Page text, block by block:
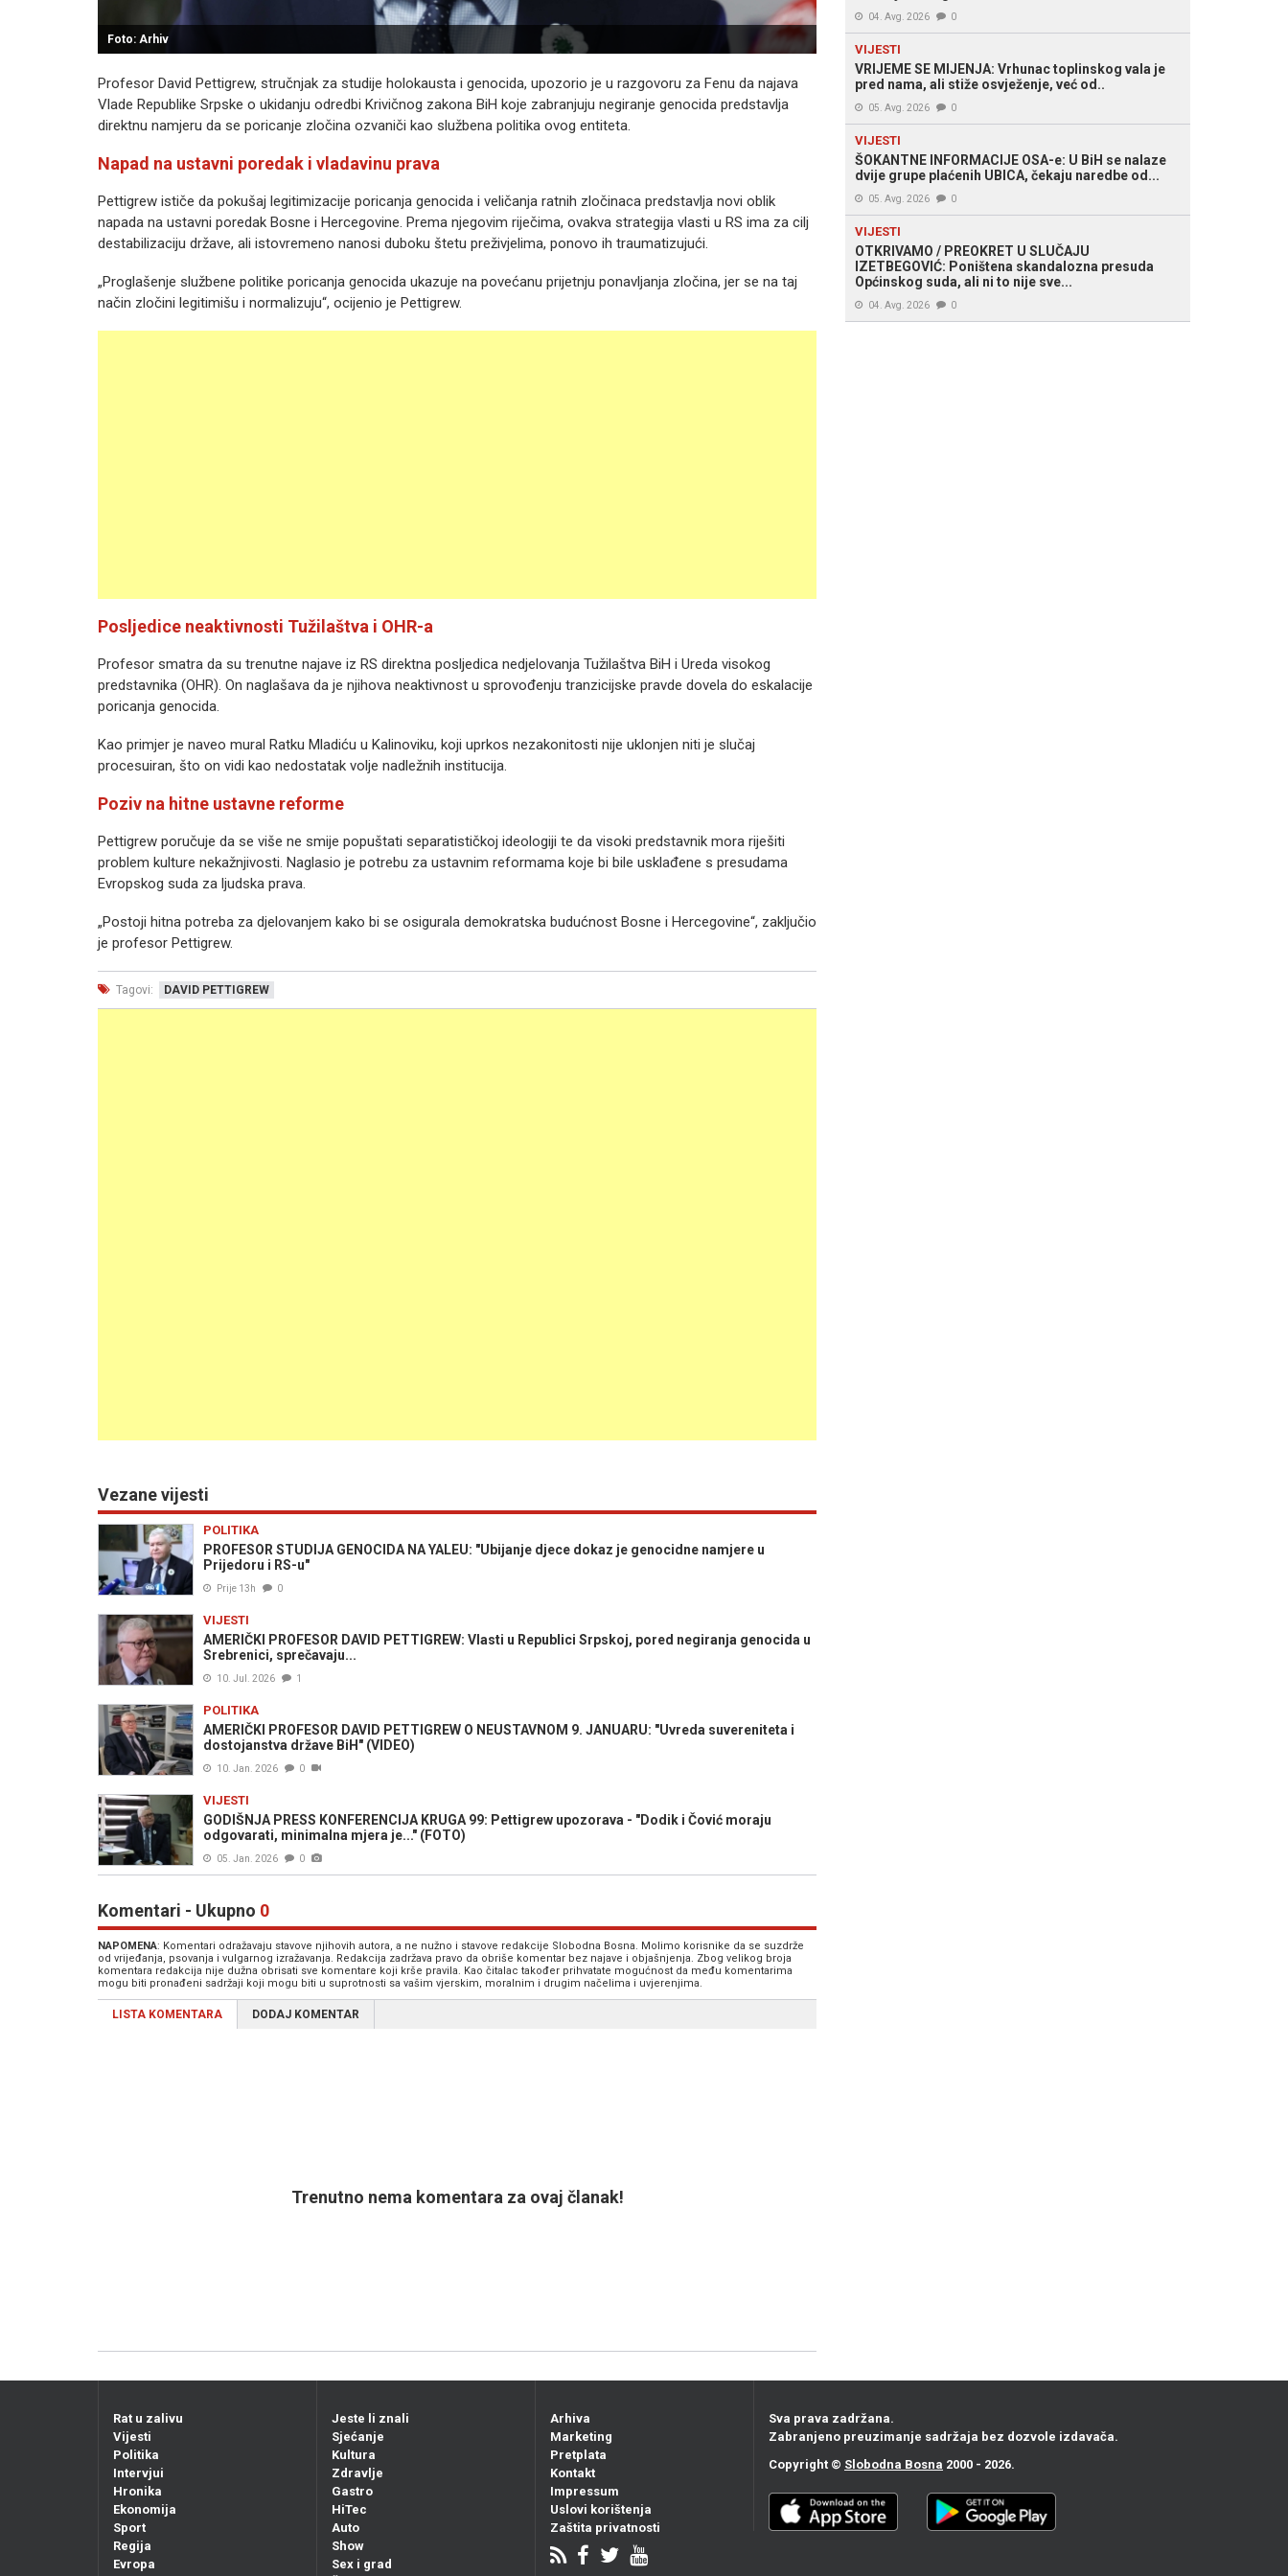
Foto: Arhiv
Profesor David Pettigrew, stručnjak za studije holokausta i genocida, upozorio je u razgovoru za Fenu da najava
Vlade Republike Srpske o ukidanju odredbi Krivičnog zakona BiH koje zabranjuju negiranje genocida predstavlja
direktnu namjeru da se poricanje zločina ozvaniči kao službena politika ovog entiteta.
Napad na ustavni poredak i vladavinu prava
Pettigrew ističe da pokušaj legitimizacije poricanja genocida i veličanja ratnih zločinaca predstavlja novi oblik
napada na ustavni poredak Bosne i Hercegovine. Prema njegovim riječima, ovakva strategija vlasti u RS ima za cilj
destabilizaciju države, ali istovremeno nanosi duboku štetu preživjelima, ponovo ih traumatizujući.
„Proglašenje službene politike poricanja genocida ukazuje na povećanu prijetnju ponavljanja zločina, jer se na taj
način zločini legitimišu i normalizuju“, ocijenio je Pettigrew.
Posljedice neaktivnosti Tužilaštva i OHR-a
Profesor smatra da su trenutne najave iz RS direktna posljedica nedjelovanja Tužilaštva BiH i Ureda visokog
predstavnika (OHR). On naglašava da je njihova neaktivnost u sprovođenju tranzicijske pravde dovela do eskalacije
poricanja genocida.
Kao primjer je naveo mural Ratku Mladiću u Kalinoviku, koji uprkos nezakonitosti nije uklonjen niti je slučaj
procesuiran, što on vidi kao nedostatak volje nadležnih institucija.
Poziv na hitne ustavne reforme
Pettigrew poručuje da se više ne smije popuštati separatističkoj ideologiji te da visoki predstavnik mora riješiti
problem kulture nekažnjivosti. Naglasio je potrebu za ustavnim reformama koje bi bile usklađene s presudama
Evropskog suda za ljudska prava.
„Postoji hitna potreba za djelovanjem kako bi se osigurala demokratska budućnost Bosne i Hercegovine“, zaključio
je profesor Pettigrew.
Tagovi: DAVID PETTIGREW
Vezane vijesti
POLITIKA
PROFESOR STUDIJA GENOCIDA NA YALEU: "Ubijanje djece dokaz je genocidne namjere u
Prijedoru i RS-u"
Prije 13h 0
VIJESTI
AMERIČKI PROFESOR DAVID PETTIGREW: Vlasti u Republici Srpskoj, pored negiranja genocida u
Srebrenici, sprečavaju...
10. Jul. 2026 1
POLITIKA
AMERIČKI PROFESOR DAVID PETTIGREW O NEUSTAVNOM 9. JANUARU: "Uvreda suvereniteta i
dostojanstva države BiH" (VIDEO)
10. Jan. 2026 0
VIJESTI
GODIŠNJA PRESS KONFERENCIJA KRUGA 99: Pettigrew upozorava - "Dodik i Čović moraju
odgovarati, minimalna mjera je..." (FOTO)
05. Jan. 2026 0
Komentari - Ukupno 0
NAPOMENA: Komentari odražavaju stavove njihovih autora, a ne nužno i stavove redakcije Slobodna Bosna. Molimo korisnike da se suzdrže
od vrijeđanja, psovanja i vulgarnog izražavanja. Redakcija zadržava pravo da obriše komentar bez najave i objašnjenja. Zbog velikog broja
komentara redakcija nije dužna obrisati sve komentare koji krše pravila. Kao čitalac također prihvatate mogućnost da među komentarima
mogu biti pronađeni sadržaji koji mogu biti u suprotnosti sa vašim vjerskim, moralnim i drugim načelima i uvjerenjima.
LISTA KOMENTARA DODAJ KOMENTAR
Trenutno nema komentara za ovaj članak!
04. Avg. 2026 0
VIJESTI
VRIJEME SE MIJENJA: Vrhunac toplinskog vala je
pred nama, ali stiže osvježenje, već od..
05. Avg. 2026 0
VIJESTI
ŠOKANTNE INFORMACIJE OSA-e: U BiH se nalaze
dvije grupe plaćenih UBICA, čekaju naredbe od...
05. Avg. 2026 0
VIJESTI
OTKRIVAMO / PREOKRET U SLUČAJU
IZETBEGOVIĆ: Poništena skandalozna presuda
Općinskog suda, ali ni to nije sve...
04. Avg. 2026 0
Rat u zalivu
Vijesti
Politika
Intervjui
Hronika
Ekonomija
Sport
Regija
Evropa
Jeste li znali
Sjećanje
Kultura
Zdravlje
Gastro
HiTec
Auto
Show
Sex i grad
Arhiva
Marketing
Pretplata
Kontakt
Impressum
Uslovi korištenja
Zaštita privatnosti
Sva prava zadržana.
Zabranjeno preuzimanje sadržaja bez dozvole izdavača.
Copyright © Slobodna Bosna 2000 - 2026.